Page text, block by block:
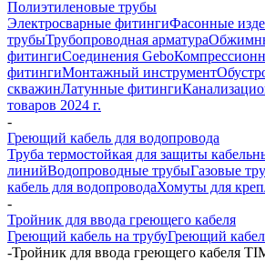
Полиэтиленовые трубы
Электросварные фитингиФасонные
трубыТрубопроводная арматура
фитингиСоединения Gebo
фитингиМонтажный инструмент
скважинЛатунные фитинги
товаров 2024 г.
-
Греющий кабель для водопровода
Труба термостойкая для защиты
линийВодопроводные трубыГазовые
кабель для водопроводаХомуты для
-
Тройник для ввода греющего кабеля
Греющий кабель на трубуГреющий
-Тройник для ввода греющего кабеля